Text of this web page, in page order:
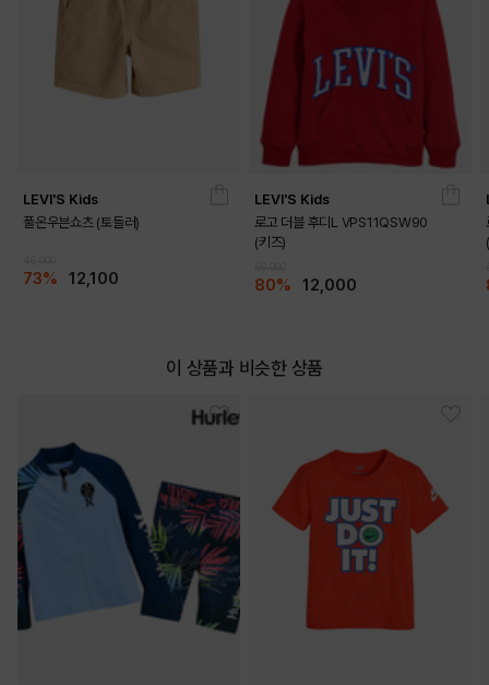
LEVI'S Kids
풀온우븐쇼츠 (토들러)
73% 12,100
LEVI'S Kids
로고 더블 후디L VPS11QSW90
(키즈)
80% 12,000
이 상품과 비슷한 상품